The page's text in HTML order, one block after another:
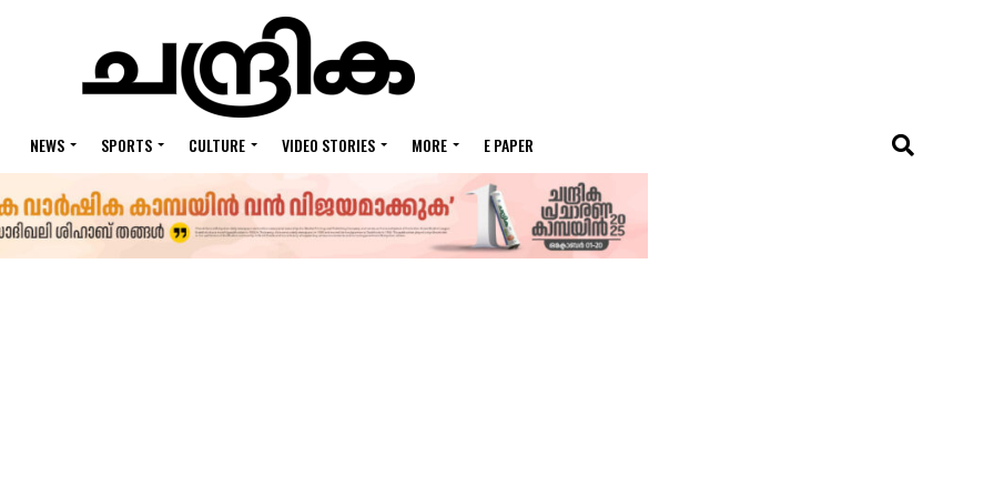
NEWS SPORTS CULTURE VIDEO STORIES MORE E PAPER